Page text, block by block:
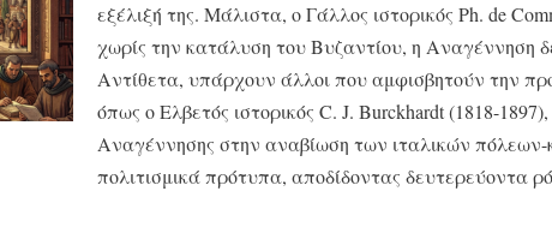
εξέλιξή της. Μάλιστα, ο Γάλλος ιστορικός Ph. de
χωρίς την κατάλυση του Βυζαντίου, η Αναγέννηση
Αντίθετα, υπάρχουν άλλοι που αμφισβητούν την
όπως ο Ελβετός ιστορικός C. J. Burckhardt (1818-
Αναγέννησης στην αναβίωση των ιταλικών
πολιτισμικά πρότυπα, αποδίδοντας δευτερεύοντα